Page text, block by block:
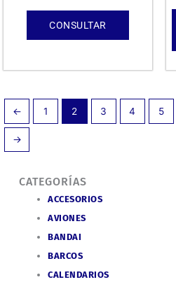
CATEGORÍAS
ACCESORIOS
AVIONES
BANDAI
BARCOS
CALENDARIOS
CONSULTAR
← 1 2 3 4 5
→